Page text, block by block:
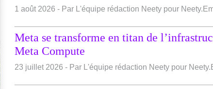
1 août 2026 - Par L'équipe rédaction Neety pour
Meta se transforme en titan de
Meta Compute
23 juillet 2026 - Par L'équipe rédaction Neety pour